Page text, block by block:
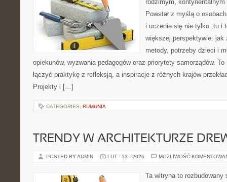
rodzimym,
Powstał z myślą o
i uczenie się nie tylko „tu i
większej perspektywie: jak
metody, potrzeby dzieci i
opiekunów, wyzwania pedagogów oraz priorytety samorządów.
łączyć praktykę z refleksją, a inspiracje z różnych krajów
Projekty i […]
CATEGORIES: RUMUNIA
TRENDY W ARCHITEKTURZE
POSTED BY ADMIN LUT - 13 - 2026 MOŻLIWOŚĆ
Ta witryna to rozbudowany